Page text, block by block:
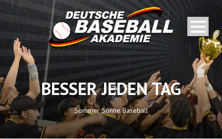
BESSER JEDEN TAG
Sommer Sonne Baseball